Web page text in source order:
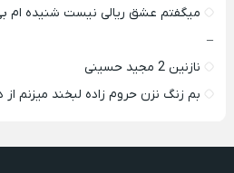
میگفتم عشق ریالی نیست شنیده ام
–
نازنین 2 مجید حسینی
بم زنگ نزن حروم زاده لبخند میزنم از